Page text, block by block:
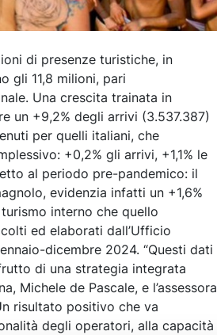
di presenze turistiche, in
gli 11,8 milioni, pari
Una crescita trainata in
un +9,2% degli arrivi (3.537.387)
per quelli italiani, che
+0,2% gli arrivi, +1,1% le
al periodo pre-pandemico: il
evidenzia infatti un +1,6%
interno che quello
ed elaborati dall’Ufficio
dicembre 2024. “Questi dati
di una strategia integrata
Michele de Pascale, e l’assessora
risultato positivo che va
degli operatori, alla capacità